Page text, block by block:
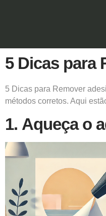
5 Dicas para
5 Dicas para Remover
métodos corretos. Aqui
1. Aqueça o